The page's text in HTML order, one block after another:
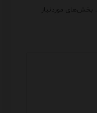
بخش‌های موردنیاز